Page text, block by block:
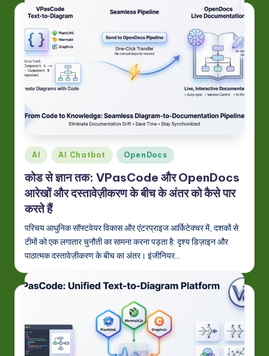
v
a
ti
o
n
Posted
in
AI AI Chatbot OpenDocs
कोड से ज्ञान तक: VPasCode और OpenDocs
आरेखों और दस्तावेज़ीकरण के बीच के अंतर को कैसे पार
करते हैं
परिचय आधुनिक सॉफ्टवेयर विकास और एंटरप्राइज आर्किटेक्चर में, दशकों से
टीमों को एक लगातार चुनौती का सामना करना पड़ता है: दृश्य डिज़ाइन और
पाठात्मक दस्तावेज़ीकरण के बीच का अंतर। इंजीनियर…